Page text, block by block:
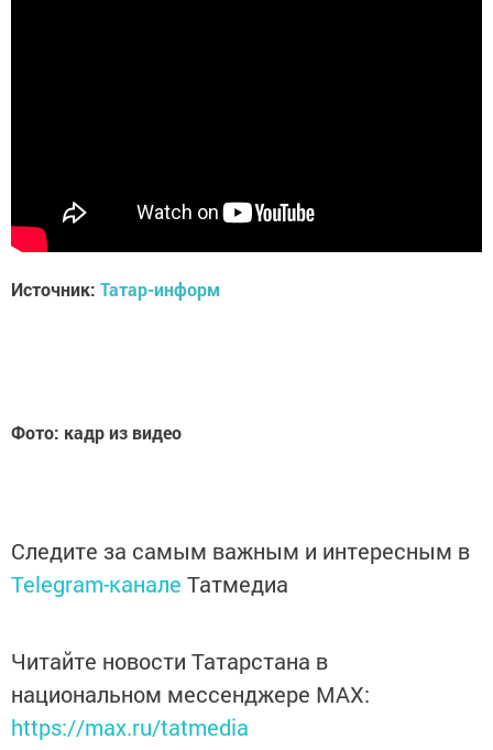
Источник: Татар-информ
Фото: кадр из видео
Следите за самым важным и интересным в
Telegram-канале Татмедиа
Читайте новости Татарстана в
национальном мессенджере MАХ:
https://max.ru/tatmedia